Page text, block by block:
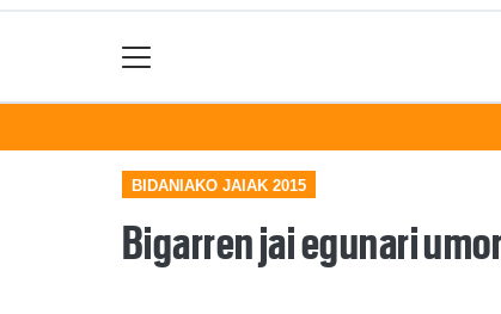
BIDANIAKO JAIAK 2015
Bigarren jai egunari